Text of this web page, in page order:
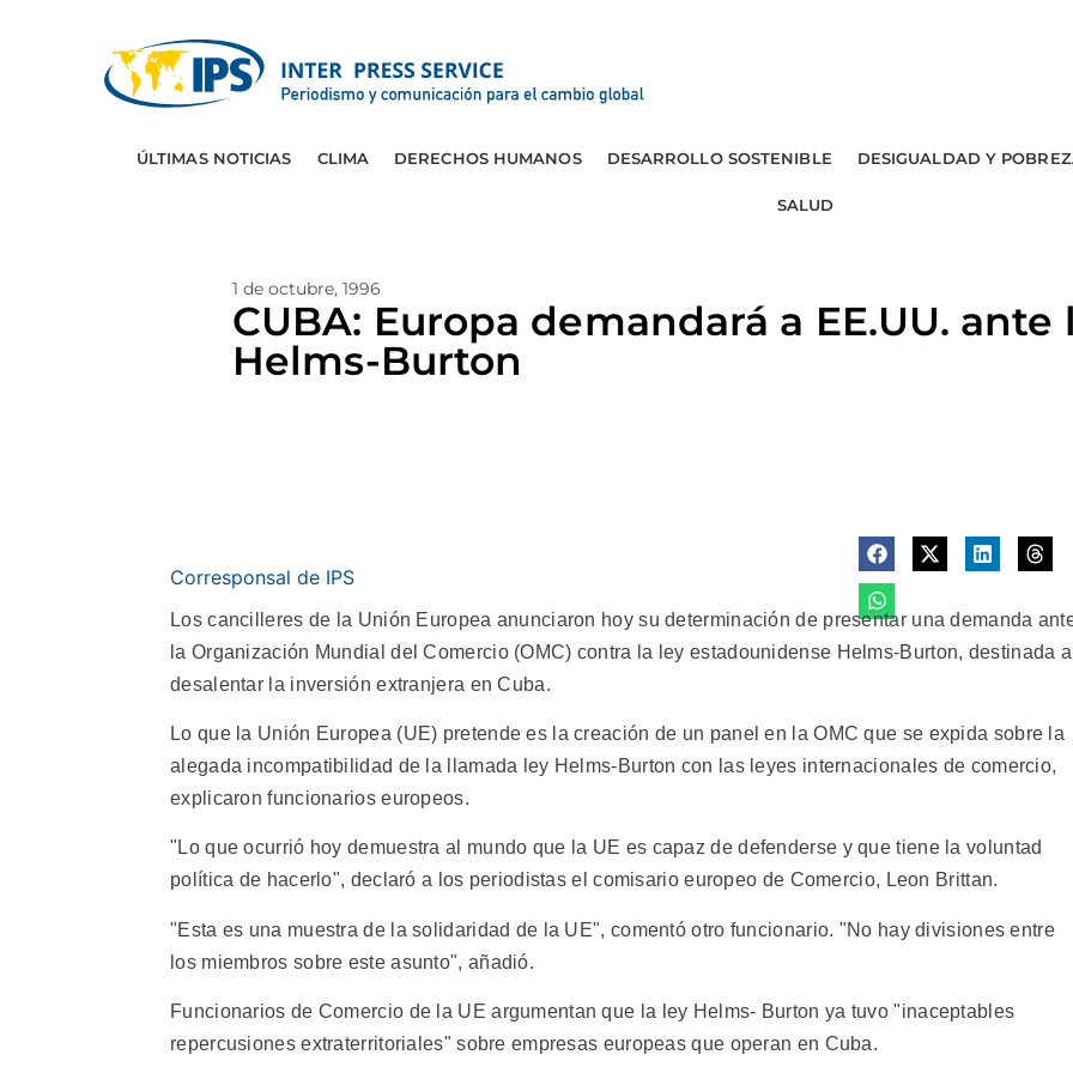
ÚLTIMAS NOTICIAS CLIMA DERECHOS HUMANOS DESARROLLO SOSTENIBLE DESIGUALDAD Y
SALUD
1 de octubre, 1996
CUBA: Europa demandará a EE.UU. ante
Helms-Burton
Corresponsal de IPS
Los cancilleres de la Unión Europea anunciaron hoy su determinación de presentar una demanda
la Organización Mundial del Comercio (OMC) contra la ley estadounidense Helms-Burton, destinada a
desalentar la inversión extranjera en Cuba.
Lo que la Unión Europea (UE) pretende es la creación de un panel en la OMC que se expida sobre la
alegada incompatibilidad de la llamada ley Helms-Burton con las leyes internacionales de comercio,
explicaron funcionarios europeos.
"Lo que ocurrió hoy demuestra al mundo que la UE es capaz de defenderse y que tiene la voluntad
política de hacerlo", declaró a los periodistas el comisario europeo de Comercio, Leon Brittan.
"Esta es una muestra de la solidaridad de la UE", comentó otro funcionario. "No hay divisiones entre
los miembros sobre este asunto", añadió.
Funcionarios de Comercio de la UE argumentan que la ley Helms- Burton ya tuvo "inaceptables
repercusiones extraterritoriales" sobre empresas europeas que operan en Cuba.